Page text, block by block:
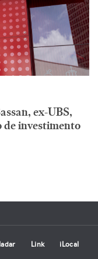
ex-UBS,
de investimento
Link iLocal